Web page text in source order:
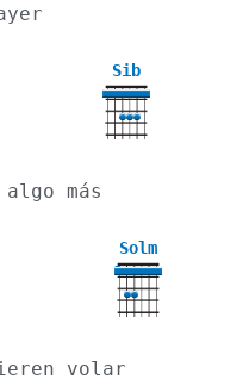
Sib
más
Solm
3
volar